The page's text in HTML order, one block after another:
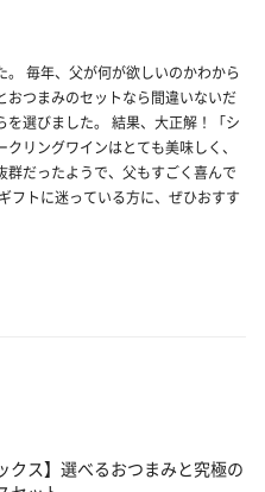
毎年、父が何が欲しいのかわから
つまみのセットなら間違いないだ
選びました。 結果、大正解！「シ
リングワインはとても美味しく、
だったようで、父もすごく喜んで
フトに迷っている方に、ぜひおすす
クス】選べるおつまみと究極の